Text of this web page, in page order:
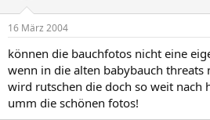
16 März 2004
können die bauchfotos nicht eine
wenn in die alten babybauch threats
wird rutschen die doch so weit nach
umm die schönen fotos!